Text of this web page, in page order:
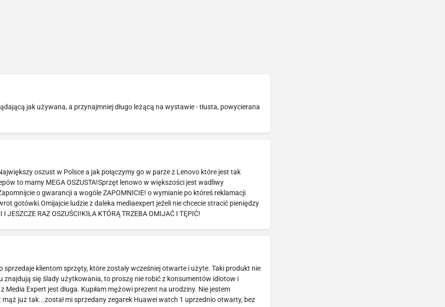
jak używana, a przynajmniej długo leżącą na wystawie - tłusta, powycierana
oszust w Polsce a jak połączymy go w parze z Lenovo które jest tak
to mamy MEGA OSZUSTA!Sprzęt lenowo w większości jest wadliwy
o gwarancji a wogóle ZAPOMNICIE! o wymianie po któreś reklamacji
gotówki.Omijajcie ludzie z daleka mediaexpert jeźeli nie chcecie stracić pieniędzy
JESZCZE RAZ OSZUŚCI!KIŁA KTÓRĄ TRZEBA OMIJAĆ I TĘPIĆ!
klientom sprzęty, które zostały wcześniej otwarte i użyte. Taki produkt nie
znajdują się ślady użytkowania, to proszę nie robić z konsumentów idiotow i
Media Expert jest długa. Kupiłam mężowi prezent na urodziny. Nie jestem
już tak...został mi sprzedany zegarek Huawei watch 1 uprzednio otwarty, bez